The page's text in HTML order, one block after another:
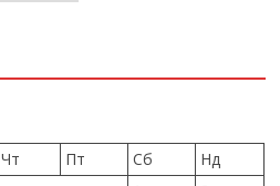
Чт Пт Сб
Нд